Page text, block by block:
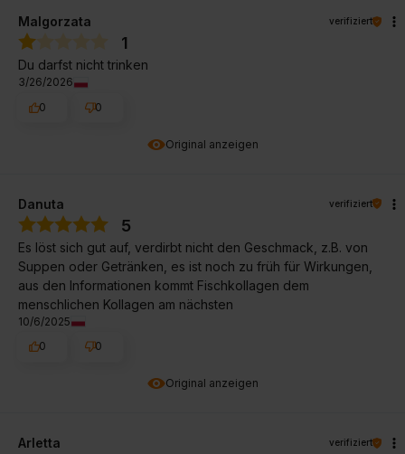
Original anzeigen
Malgorzata verifiziert
1
Du darfst nicht trinken
3/26/2026
0
0
Original anzeigen
Danuta verifiziert
5
Es löst sich gut auf, verdirbt nicht den Geschmack, z.B. von
Suppen oder Getränken, es ist noch zu früh für Wirkungen,
aus den Informationen kommt Fischkollagen dem
menschlichen Kollagen am nächsten
10/6/2025
0
0
Arletta verifiziert